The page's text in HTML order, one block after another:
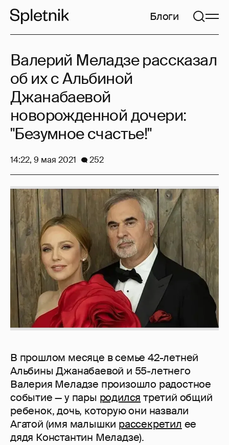
Блоги
В прошлом месяце в семье 42-летней
Альбины Джанабаевой и 55-летнего
Валерия Меладзе произошло радостное
событие — у пары родился третий общий
ребенок, дочь, которую они назвали
Агатой (имя малышки рассекретил ее
дядя Константин Меладзе).
Валерий Меладзе рассказал
об их с Альбиной
Джанабаевой
новорожденной дочери:
"Безумное счастье!"
14:22, 9 мая 2021 252